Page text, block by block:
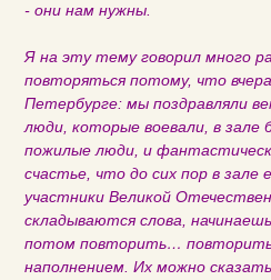
- они нам нужны.
Я на эту тему говорил много
повторяться потому, что
Петербурге: мы поздравляли
люди, которые воевали, в зале
пожилые люди, и
счастье, что до сих пор в
участники Великой
складываются слова,
потом повторить…
наполнением. Их можно